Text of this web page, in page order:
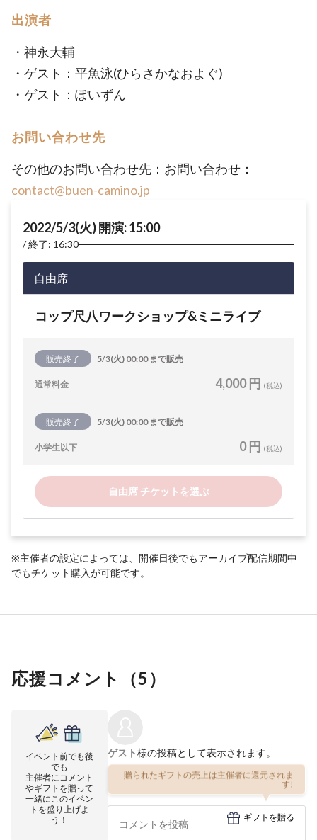
出演者
・神永大輔
・ゲスト：平魚泳(ひらさかなおよぐ)
・ゲスト：ぽいずん
お問い合わせ先
その他のお問い合わせ先：お問い合わせ：
contact@buen-camino.jp
2022/5/3(火) 開演: 15:00
終了: 16:30
自由席
コップ尺八ワークショップ&ミニライブ
販売終了 5/3(火) 00:00 まで販売
通常料金 4,000 円 (税込)
販売終了 5/3(火) 00:00 まで販売
小学生以下 0 円 (税込)
自由席 チケットを選ぶ
※主催者の設定によっては、開催日後でもアーカイブ配信期間中
でもチケット購入が可能です。
応援コメント（5 ）
イベント前でも後
でも
主催者にコメント
やギフトを贈って
一緒にこのイベン
トを盛り上げよ
う！
ゲスト様の投稿として表示されます。
贈られたギフトの売上は主催者に還元されま
す!
ギフトを贈る